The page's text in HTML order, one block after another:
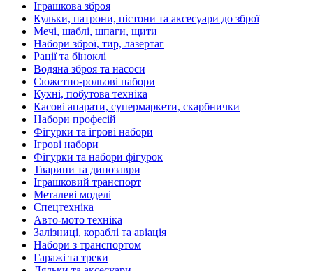
Іграшкова зброя
Кульки, патрони, пістони та аксесуари до зброї
Мечі, шаблі, шпаги, щити
Набори зброї, тир, лазертаг
Рації та біноклі
Водяна зброя та насоси
Сюжетно-рольові набори
Кухні, побутова техніка
Касові апарати, супермаркети, скарбнички
Набори професій
Фігурки та ігрові набори
Ігрові набори
Фігурки та набори фігурок
Тварини та динозаври
Іграшковий транспорт
Металеві моделі
Спецтехніка
Авто-мото техніка
Залізниці, кораблі та авіація
Набори з транспортом
Гаражі та треки